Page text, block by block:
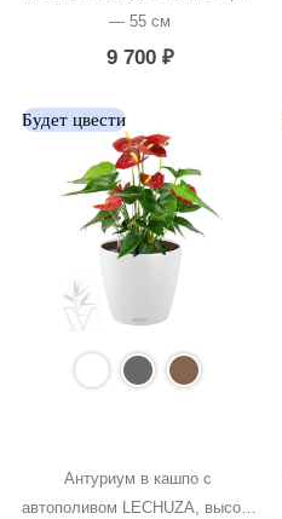
— 55 см
9 700 ₽
Будет цвести
Антуриум в кашпо с
автополивом LECHUZA, высота